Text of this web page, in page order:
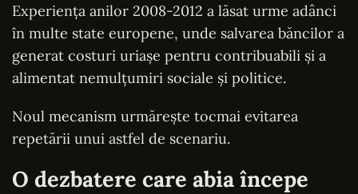
Experiența anilor 2008-2012 a lăsat urme adânci
în multe state europene, unde salvarea băncilor a
generat costuri uriașe pentru contribuabili și a
alimentat nemulțumiri sociale și politice.
Noul mecanism urmărește tocmai evitarea
repetării unui astfel de scenariu.
O dezbatere care abia începe